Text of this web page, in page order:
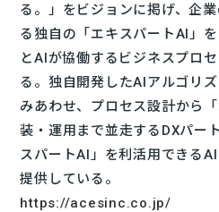
る。」をビジョンに掲げ、企
る独自の「エキスパートAI」
とAIが協働するビジネスプロ
る。独自開発したAIアルゴリ
みあわせ、プロセス設計から
装・運用まで並走するDXパー
スパートAI」を利活用できる
提供している。
https://acesinc.co.jp/